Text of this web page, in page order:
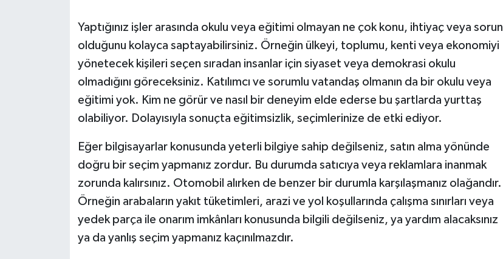
Yaptığınız işler arasında okulu veya eğitimi olmayan ne çok konu, ihtiyaç veya sorun
olduğunu kolayca saptayabilirsiniz. Örneğin ülkeyi, toplumu, kenti veya ekonomiyi
yönetecek kişileri seçen sıradan insanlar için siyaset veya demokrasi okulu
olmadığını göreceksiniz. Katılımcı ve sorumlu vatandaş olmanın da bir okulu veya
eğitimi yok. Kim ne görür ve nasıl bir deneyim elde ederse bu şartlarda yurttaş
olabiliyor. Dolayısıyla sonuçta eğitimsizlik, seçimlerinize de etki ediyor.
Eğer bilgisayarlar konusunda yeterli bilgiye sahip değilseniz, satın alma yönünde
doğru bir seçim yapmanız zordur. Bu durumda satıcıya veya reklamlara inanmak
zorunda kalırsınız. Otomobil alırken de benzer bir durumla karşılaşmanız olağandır.
Örneğin arabaların yakıt tüketimleri, arazi ve yol koşullarında çalışma sınırları veya
yedek parça ile onarım imkânları konusunda bilgili değilseniz, ya yardım alacaksınız
ya da yanlış seçim yapmanız kaçınılmazdır.
Resmi ilanlar